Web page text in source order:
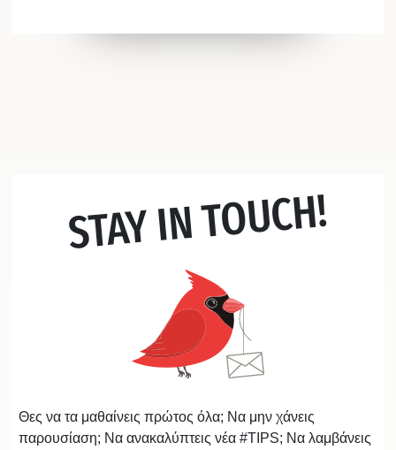
STAY IN TOUCH!
Θες να τα μαθαίνεις πρώτος όλα; Να μην χάνεις
παρουσίαση; Να ανακαλύπτεις νέα #TIPS; Να λαμβάνεις